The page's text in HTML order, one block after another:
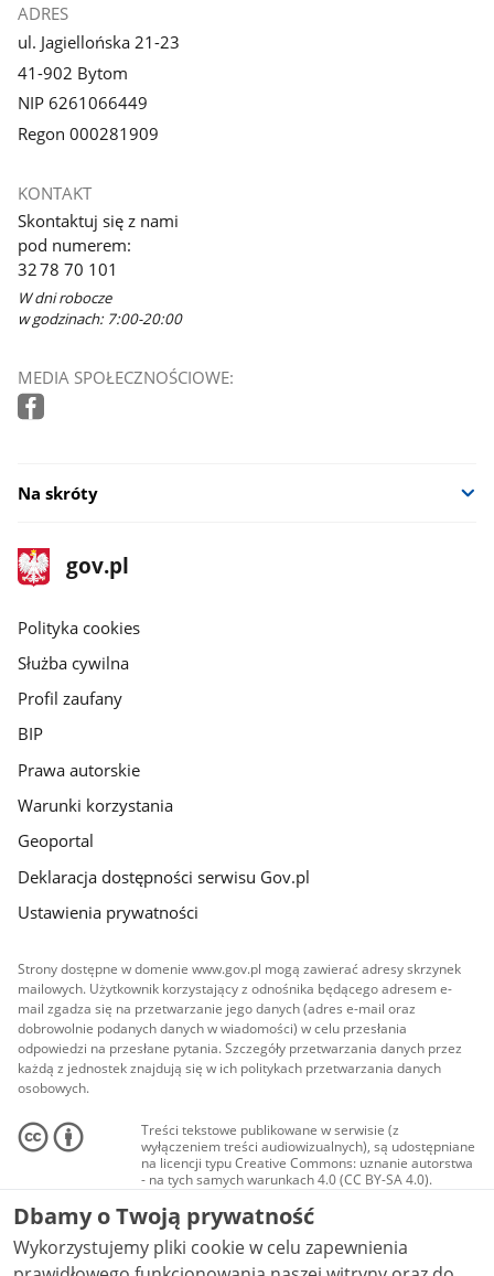
ADRES
ul. Jagiellońska 21-23
41-902 Bytom
NIP 6261066449
Regon 000281909
KONTAKT
Skontaktuj się z nami
pod numerem:
32 78 70 101
W dni robocze
w godzinach: 7:00-20:00
MEDIA SPOŁECZNOŚCIOWE:
Na skróty
stopka
gov.pl
Strona
gov.pl
gov.pl
Polityka cookies
Służba cywilna
Profil zaufany
BIP
Prawa autorskie
Warunki korzystania
Geoportal
Deklaracja dostępności serwisu Gov.pl
Ustawienia prywatności
Strony dostępne w domenie www.gov.pl mogą zawierać adresy skrzynek
mailowych. Użytkownik korzystający z odnośnika będącego adresem e-
mail zgadza się na przetwarzanie jego danych (adres e-mail oraz
dobrowolnie podanych danych w wiadomości) w celu przesłania
odpowiedzi na przesłane pytania. Szczegóły przetwarzania danych przez
każdą z jednostek znajdują się w ich politykach przetwarzania danych
osobowych.
Treści tekstowe publikowane w serwisie (z
wyłączeniem treści audiowizualnych), są udostępniane
na licencji typu Creative Commons: uznanie autorstwa
- na tych samych warunkach 4.0 (CC BY-SA 4.0).
Materiały audiowizualne, w tym zdjęcia, materiały
audio i wideo, są udostępniane na licencji typu
Creative Commons: uznanie autorstwa użycie
niekomercyjne - bez utworów zależnych 4.0 (CC BY-
NC-ND 4.0), o ile nie jest to stwierdzone inaczej.
Dbamy o Twoją prywatność
Wykorzystujemy pliki cookie w celu zapewnienia